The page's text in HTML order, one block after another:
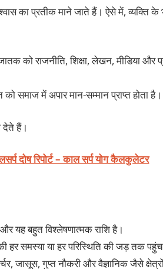
का प्रतीक माने जाते हैं। ऐसे में, व्यक्ति
को राजनीति, शिक्षा, लेखन, मीडिया और
को समाज में अपार मान-सम्मान प्राप्त होता है।
देते हैं।
दोष रिपोर्ट – काल सर्प योग कैलकुलेटर
यह बहुत विश्लेषणात्मक राशि है।
हर समस्या या हर परिस्थिति की जड़ तक
जासूस, गुप्त नौकरी और वैज्ञानिक जैसे